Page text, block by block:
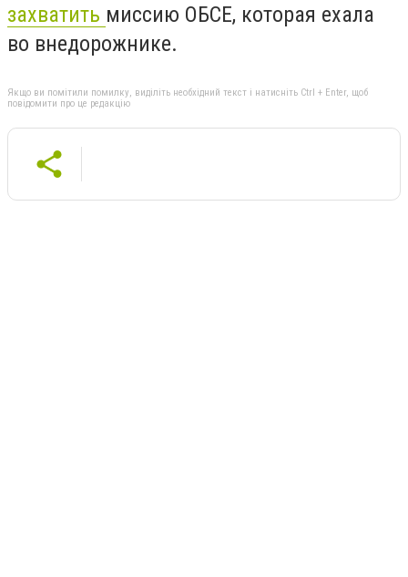
захватить миссию ОБСЕ, которая ехала
во внедорожнике.
Якщо ви помітили помилку, виділіть необхідний текст і натисніть Ctrl + Enter, щоб
повідомити про це редакцію